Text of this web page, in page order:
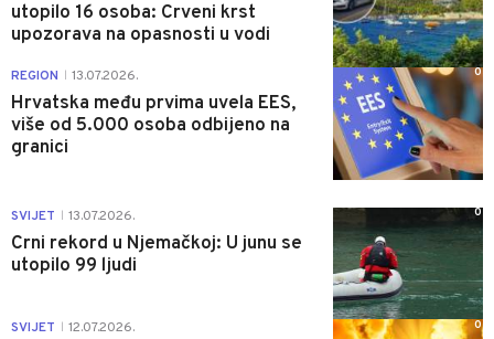
utopilo 16 osoba: Crveni krst
upozorava na opasnosti u vodi
REGION 13.07.2026.
Hrvatska među prvima uvela EES,
više od 5.000 osoba odbijeno na
granici
0
SVIJET 13.07.2026.
Crni rekord u Njemačkoj: U junu se
utopilo 99 ljudi
0
SVIJET 12.07.2026. 0